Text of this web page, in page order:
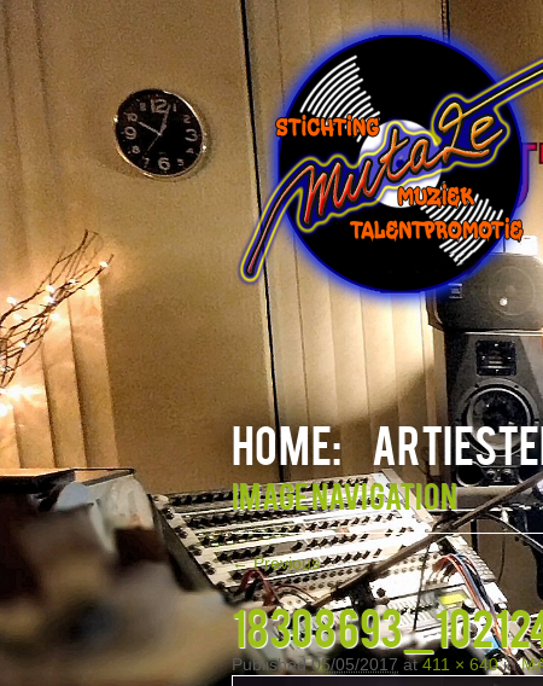
HOME:
Image navigation
← Previous
Published05/05/2017 at411 × 640in